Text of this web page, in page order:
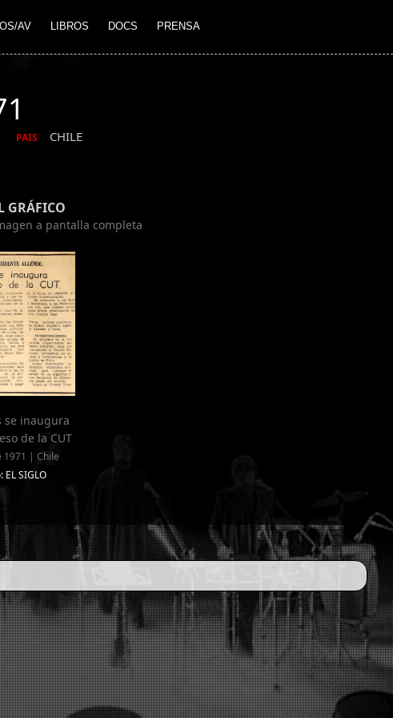
AV LIBROS DOCS PRENSA
PAIS CHILE
GRÁFICO
a pantalla completa
se inaugura
de la CUT
1971 | Chile
EL SIGLO